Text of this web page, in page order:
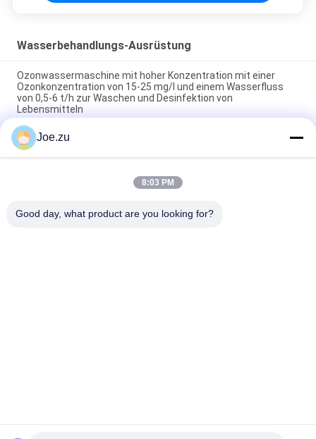
Wasserbehandlungs-Ausrüstung
Ozonwassermaschine mit hoher Konzentration mit einer
Ozonkonzentration von 15-25 mg/l und einem Wasserfluss
von 0,5-6 t/h zur Waschen und Desinfektion von
Lebensmitteln
Luftquellen-Ozongenerator mit 2 g/h bis 200 g/h
Ozonproduktion mittels Koronaentladungstechnologie und
Edelstahlstruktur
Mobiler Stand-Ozonsterilisator mit 3 g/h und 5 g/h
Joe.zu
8:03 PM
Good day, what product are you looking for?